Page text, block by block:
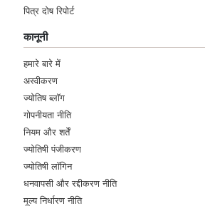
पित्र दोष रिपोर्ट
कानूनी
हमारे बारे में
अस्वीकरण
ज्योतिष ब्लॉग
गोपनीयता नीति
नियम और शर्तें
ज्योतिषी पंजीकरण
ज्योतिषी लॉगिन
धनवापसी और रद्दीकरण नीति
मूल्य निर्धारण नीति